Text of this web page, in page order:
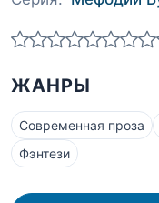
ЖАНРЫ
Современная проза
Фэнтези